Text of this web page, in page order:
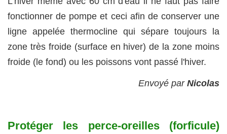
fonctionner de pompe et ceci afin de conserver une
ligne appelée thermocline qui sépare toujours la
zone très froide (surface en hiver) de la zone moins
froide (le fond) ou les poissons vont passé l'hiver.
Envoyé par Nicolas
Protéger les perce-oreilles (forficule)